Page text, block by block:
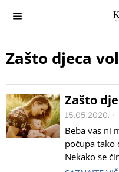
Zašto djeca
Zašto
15.05.2020.
Beba vas ni
počupa tako
Nekako se